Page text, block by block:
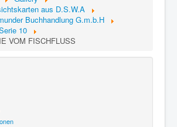
aus D.S.W.A
Buchhandlung G.m.b.H
10
VOM FISCHFLUSS